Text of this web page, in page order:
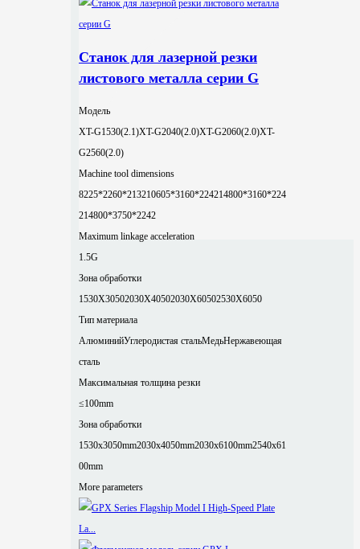
Станок для лазерной резки
листового металла серии G
Модель
XT-G1530(2.1)XT-G2040(2.0)XT-G2060(2.0)XT-
G2560(2.0)
Machine tool dimensions
8225*2260*213210605*3160*224214800*3160*224
214800*3750*2242
Maximum linkage acceleration
1.5G
Зона обработки
1530X30502030X40502030X60502530X6050
Тип материала
АлюминийУглеродистая стальМедьНержавеющая
сталь
Максимальная толщина резки
≤100mm
Зона обработки
1530x3050mm2030x4050mm2030x6100mm2540x61
00mm
More parameters